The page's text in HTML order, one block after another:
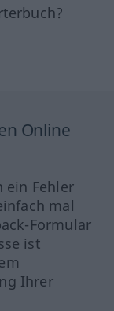
Online
ein Fehler
mal
Formular
ist
Ihrer